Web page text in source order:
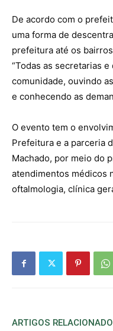
De acordo com o
uma forma de
prefeitura até os
“Todas as secretarias
comunidade, ouvindo
e conhecendo as
O evento tem o
Prefeitura e a parceria
Machado, por meio do
atendimentos médicos
oftalmologia, clínica
ARTIGOS